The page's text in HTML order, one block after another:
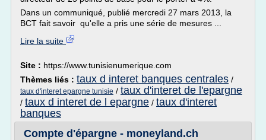
Dans un communiqué, publié mercredi 27 mars 2013, la
BCT fait savoir qu'elle a pris une série de mesures ...
Lire la suite
Site : https://www.tunisienumerique.com
Thèmes liés : taux d interet banques centrales /
taux d'interet epargne tunisie / taux d'interet de l'epargne
/ taux d interet de l epargne / taux d'interet
banques
Compte d'épargne - moneyland.ch